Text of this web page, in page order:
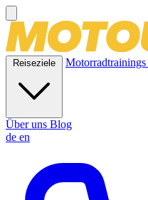
Reiseziele Motorradtrainings
Über uns Blog
de en